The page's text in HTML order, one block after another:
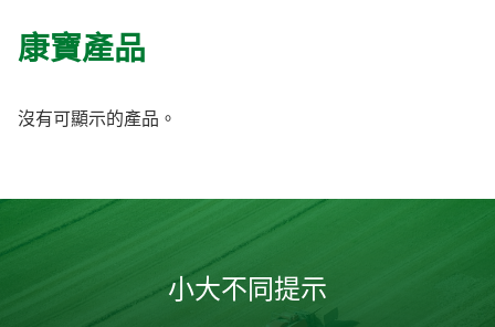
康寶產品
沒有可顯示的產品。
小大不同提示